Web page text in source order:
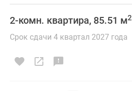
2-комн. квартира, 85.51 м2
Срок сдачи 4 квартал 2027 года